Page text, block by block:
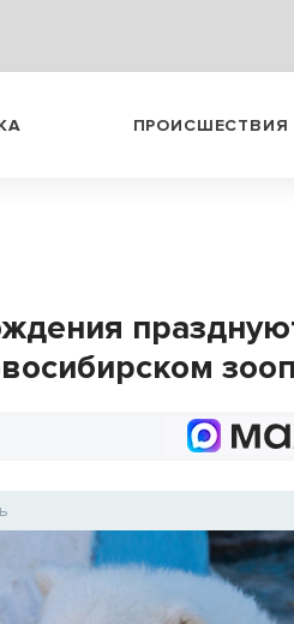
ПРОИСШЕСТВИЯ